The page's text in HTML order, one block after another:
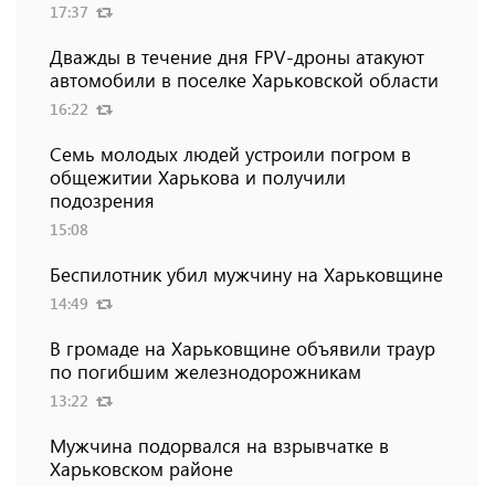
17:37
Дважды в течение дня FPV-дроны атакуют
автомобили в поселке Харьковской области
16:22
Семь молодых людей устроили погром в
общежитии Харькова и получили
подозрения
15:08
Беспилотник убил мужчину на Харьковщине
14:49
В громаде на Харьковщине объявили траур
по погибшим железнодорожникам
13:22
Мужчина подорвался на взрывчатке в
Харьковском районе